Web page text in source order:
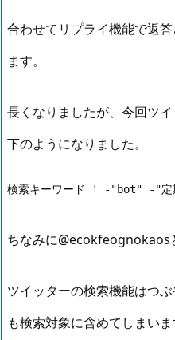
合わせてリプライ機能で返
ます。
長くなりましたが、今回ツ
下のようになりました。
検索キーワード ' -"bot" -
ちなみに@ecokfeognokaos
ツイッターの検索機能はつ
も検索対象に含めてしまい